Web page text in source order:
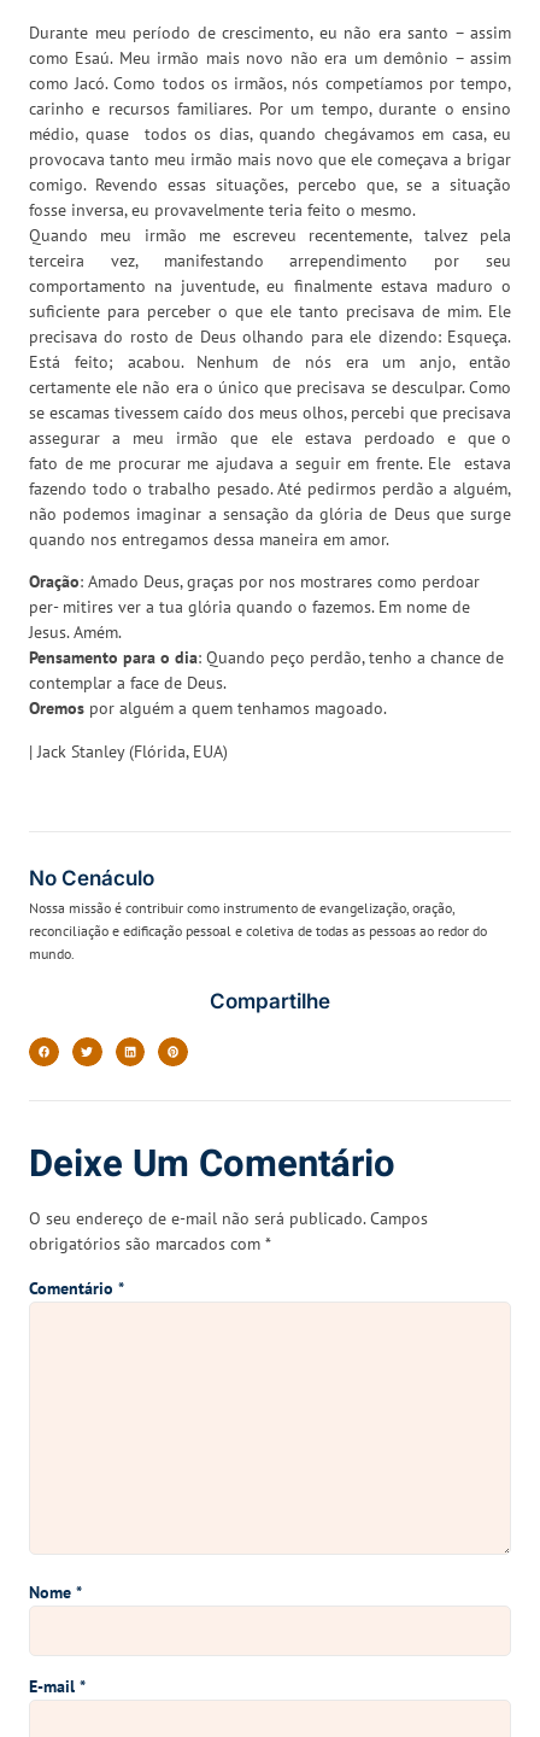
Durante meu período de crescimento, eu não era santo – assim
como Esaú. Meu irmão mais novo não era um demônio – assim
como Jacó. Como todos os irmãos, nós competíamos por tempo,
carinho e recursos familiares. Por um tempo, durante o ensino
médio, quase todos os dias, quando chegávamos em casa, eu
provocava tanto meu irmão mais novo que ele começava a brigar
comigo. Revendo essas situações, percebo que, se a situação
fosse inversa, eu provavelmente teria feito o mesmo.
Quando meu irmão me escreveu recentemente, talvez pela
terceira vez, manifestando arrependimento por seu
comportamento na juventude, eu finalmente estava maduro o
suficiente para perceber o que ele tanto precisava de mim. Ele
precisava do rosto de Deus olhando para ele dizendo: Esqueça.
Está feito; acabou. Nenhum de nós era um anjo, então
certamente ele não era o único que precisava se desculpar. Como
se escamas tivessem caído dos meus olhos, percebi que precisava
assegurar a meu irmão que ele estava perdoado e que o
fato de me procurar me ajudava a seguir em frente. Ele estava
fazendo todo o trabalho pesado. Até pedirmos perdão a alguém,
não podemos imaginar a sensação da glória de Deus que surge
quando nos entregamos dessa maneira em amor.
Oração: Amado Deus, graças por nos mostrares como perdoar
per- mitires ver a tua glória quando o fazemos. Em nome de
Jesus. Amém.
Pensamento para o dia: Quando peço perdão, tenho a chance de
contemplar a face de Deus.
Oremos por alguém a quem tenhamos magoado.
| Jack Stanley (Flórida, EUA)
No Cenáculo
Nossa missão é contribuir como instrumento de evangelização, oração,
reconciliação e edificação pessoal e coletiva de todas as pessoas ao redor do
mundo.
Compartilhe
Deixe Um Comentário
O seu endereço de e-mail não será publicado. Campos
obrigatórios são marcados com *
Comentário *
Nome *
E-mail *